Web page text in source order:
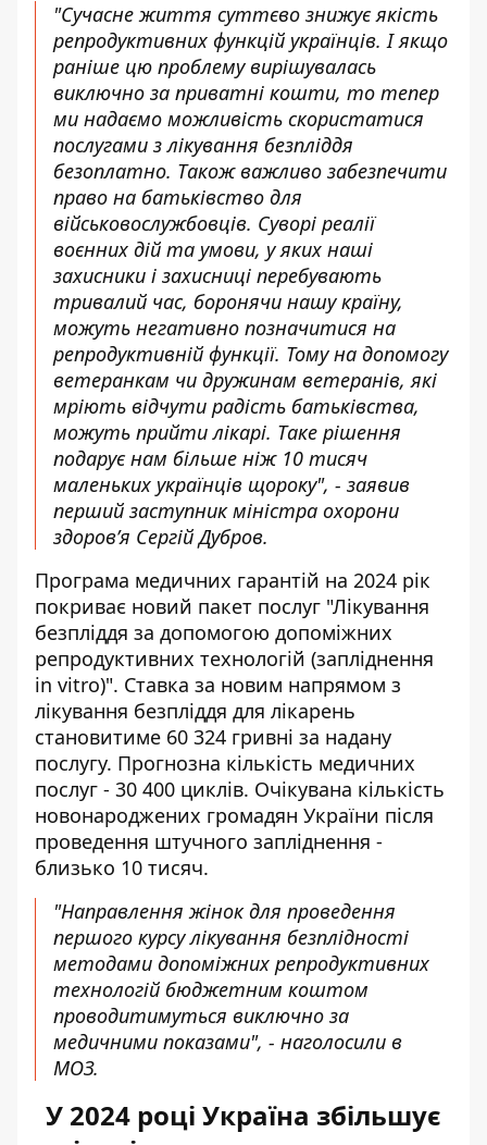
"Сучасне життя суттєво знижує якість
репродуктивних функцій українців. І якщо
раніше цю проблему вирішувалась
виключно за приватні кошти, то тепер
ми надаємо можливість скористатися
послугами з лікування безпліддя
безоплатно. Також важливо забезпечити
право на батьківство для
військовослужбовців. Суворі реалії
воєнних дій та умови, у яких наші
захисники і захисниці перебувають
тривалий час, боронячи нашу країну,
можуть негативно позначитися на
репродуктивній функції. Тому на допомогу
ветеранкам чи дружинам ветеранів, які
мріють відчути радість батьківства,
можуть прийти лікарі. Таке рішення
подарує нам більше ніж 10 тисяч
маленьких українців щороку", - заявив
перший заступник міністра охорони
здоров’я Сергій Дубров.
Програма медичних гарантій на 2024 рік
покриває новий пакет послуг "Лікування
безпліддя за допомогою допоміжних
репродуктивних технологій (запліднення
іn vitro)". Ставка за новим напрямом з
лікування безпліддя для лікарень
становитиме 60 324 гривні за надану
послугу. Прогнозна кількість медичних
послуг - 30 400 циклів. Очікувана кількість
новонароджених громадян України після
проведення штучного запліднення -
близько 10 тисяч.
"Направлення жінок для проведення
першого курсу лікування безплідності
методами допоміжних репродуктивних
технологій бюджетним коштом
проводитимуться виключно за
медичними показами", - наголосили в
МОЗ.
У 2024 році Україна збільшує